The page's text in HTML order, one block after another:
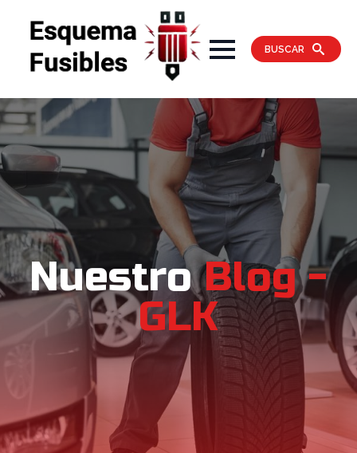
BUSCAR
Nuestro Blog -
GLK